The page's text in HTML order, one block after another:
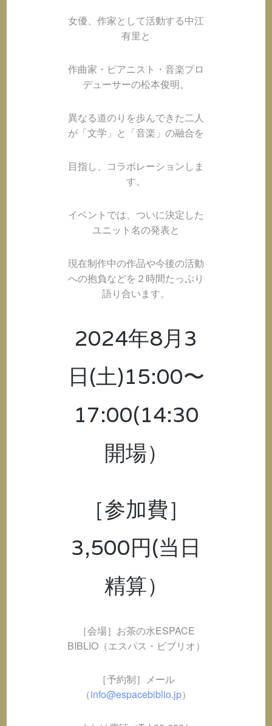
女優、作家として活動する中江
有里と
作曲家・ピアニスト・音楽プロ
デューサーの松本俊明。
異なる道のりを歩んできた二人
が「文学」と「音楽」の融合を
目指し、コラボレーションしま
す。
イベントでは、ついに決定した
ユニット名の発表と
現在制作中の作品や今後の活動
への抱負などを２時間たっぷり
語り合います。
2024年8月3
日(土)15:00〜
17:00(14:30
開場）
［参加費］
3,500円(当日
精算）
［会場］お茶の水ESPACE
BIBLIO（エスパス・ビブリオ）
［予約制］メール
（info@espacebiblio.jp）